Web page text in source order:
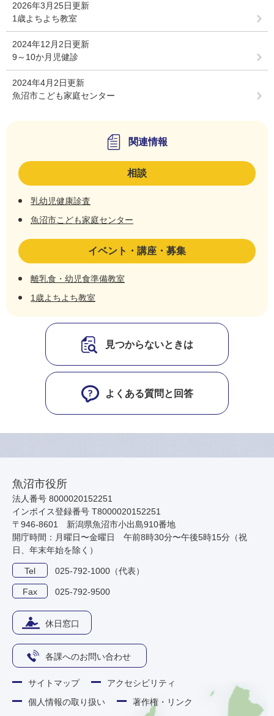
2026年3月25日更新
1歳よちよち教室
2024年12月2日更新
9～10か月児健診
2024年4月2日更新
魚沼市こども家庭センター
関連情報
相談
乳幼児健康診査
魚沼市こども家庭センター
イベント・講座・募集
離乳食・幼児食準備教室
1歳よちよち教室
見つからないときは
よくある質問と回答
魚沼市役所
法人番号 8000020152251
インボイス登録番号 T8000020152251
〒946-8601 新潟県魚沼市小出島910番地
開庁時間：月曜日〜金曜日 午前8時30分〜午後5時15分（祝
日、年末年始を除く）
Tel 025-792-1000（代表）
Fax 025-792-9500
休日窓口
各課へのお問い合わせ
サイトマップ
アクセシビリティ
個人情報の取り扱い
著作権・リンク